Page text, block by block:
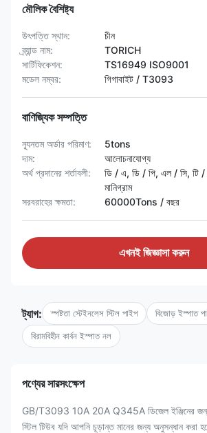
মৌলিক বৈশিষ্ট্য
উৎপত্তি স্থান:
চীন
ব্র্যান্ড নাম:
TORICH
সার্টিফিকেশন:
TS16949 ISO9001
মডেল নম্বর:
গিগাবাইট / T3093
বাণিজ্যিক সম্পত্তি
ন্যূনতম অর্ডার পরিমাণ:
5tons
দাম:
আলোচনাযোগ্য
অর্থ প্রদানের শর্তাবলী:
ডি / এ, ডি / পি, এল / সি, টি /
মানিগ্রাম
সরবরাহের ক্ষমতা:
60000Tons / বছর
এখনই জিজ্ঞাসা করুন
ট্যাগ: স্পষ্টতা স্টেইনলেস স্টিল পাইপ বিজোড় ইস্পাত
বিরামবিহীন কার্বন ইস্পাত নল
পণ্যের সারসংক্ষেপ
GB/T3093 10A 20A Q345A ডিজেল ইঞ্জিনের জন্য
স্টিল টিউব যদি আপনি চূড়ান্ত মানের জন্য অনুসন্ধান করা